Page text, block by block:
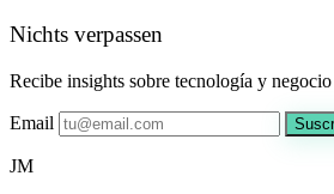
Nichts verpassen
Recibe insights sobre tecnología y negocio
Email
JM